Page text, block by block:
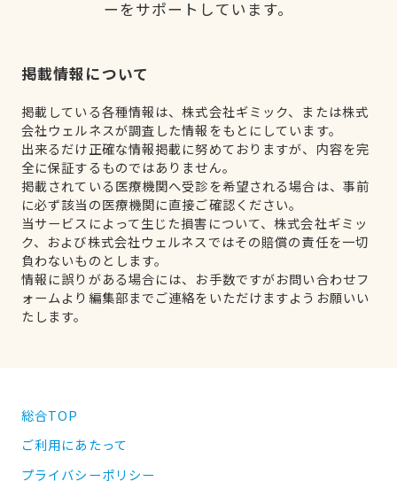
ーをサポートしています。
掲載情報について
掲載している各種情報は、株式会社ギミック、または株式
会社ウェルネスが調査した情報をもとにしています。
出来るだけ正確な情報掲載に努めておりますが、内容を完
全に保証するものではありません。
掲載されている医療機関へ受診を希望される場合は、事前
に必ず該当の医療機関に直接ご確認ください。
当サービスによって生じた損害について、株式会社ギミッ
ク、および株式会社ウェルネスではその賠償の責任を一切
負わないものとします。
情報に誤りがある場合には、お手数ですがお問い合わせフ
ォームより編集部までご連絡をいただけますようお願いい
たします。
総合TOP
ご利用にあたって
プライバシーポリシー